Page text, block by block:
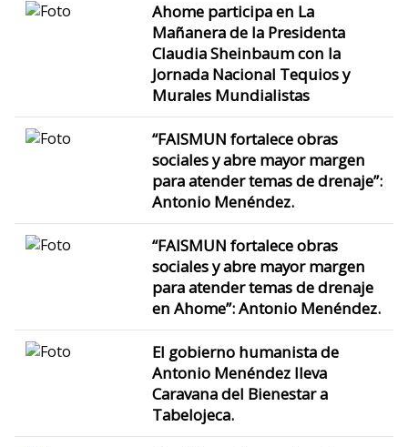
Ahome participa en La
Mañanera de la Presidenta
Claudia Sheinbaum con la
Jornada Nacional Tequios y
Murales Mundialistas
“FAISMUN fortalece obras
sociales y abre mayor margen
para atender temas de drenaje”:
Antonio Menéndez.
“FAISMUN fortalece obras
sociales y abre mayor margen
para atender temas de drenaje
en Ahome”: Antonio Menéndez.
El gobierno humanista de
Antonio Menéndez lleva
Caravana del Bienestar a
Tabelojeca.